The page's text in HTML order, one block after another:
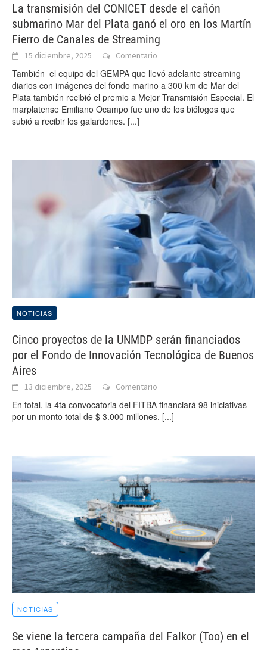
La transmisión del CONICET desde el cañón
submarino Mar del Plata ganó el oro en los Martín
Fierro de Canales de Streaming
15 diciembre, 2025 Comentario
También el equipo del GEMPA que llevó adelante streaming
diarios con imágenes del fondo marino a 300 km de Mar del
Plata también recibió el premio a Mejor Transmisión Especial. El
marplatense Emiliano Ocampo fue uno de los biólogos que
subió a recibir los galardones. [...]
NOTICIAS
Cinco proyectos de la UNMDP serán financiados
por el Fondo de Innovación Tecnológica de Buenos
Aires
13 diciembre, 2025 Comentario
En total, la 4ta convocatoria del FITBA financiará 98 iniciativas
por un monto total de $ 3.000 millones. [...]
NOTICIAS
Se viene la tercera campaña del Falkor (Too) en el